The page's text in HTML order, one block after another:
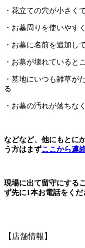
・花立ての穴が小さく
・お墓周りを使いやす
・お墓に名前を追加し
・お墓が壊れていると
・墓地にいつも雑草が
・お墓の汚れが落ちな
などなど、他にもとに
う方はまずここから連
現場に出て留守にする
ず先に1本お電話をくだ
【店舗情報】